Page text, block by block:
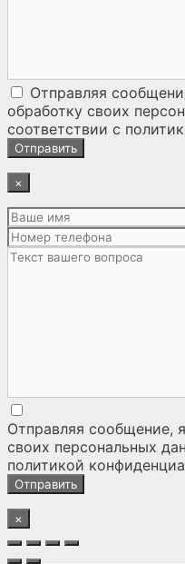
Отправляя
обработку своих
соответствии с
×
Отправляя сообщение,
своих персональных
политикой
×